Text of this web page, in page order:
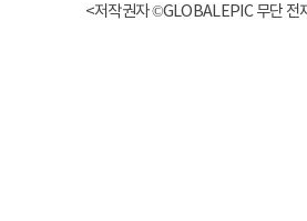
<저작권자 ©GLOBALEPIC 무단 전